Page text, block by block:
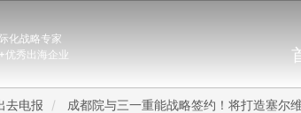
化战略专家
秀出海企业
去电报 成都院与三一重能战略签约！将打造塞尔